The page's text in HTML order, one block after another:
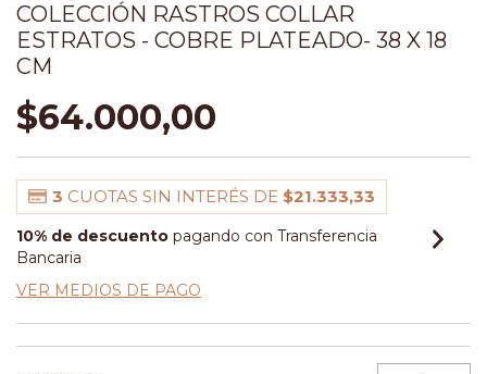
COLECCIÓN RASTROS COLLAR
ESTRATOS - COBRE PLATEADO- 38 X 18
CM
$64.000,00
3 CUOTAS SIN INTERÉS DE $21.333,33
10% de descuento pagando con Transferencia
Bancaria
VER MEDIOS DE PAGO